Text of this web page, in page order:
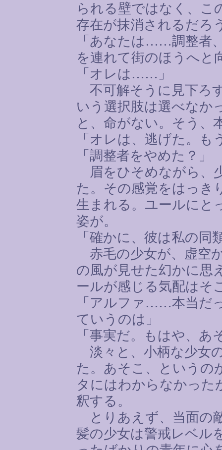
られる壁ではなく、こ
存在が抹消されるだろ
「あなたは ……調整者
を連れて街のほうへと
「オレは …… 」
不可解そうに見下ろ
いう選択肢は選べなか
と、命がない。そう、
「オレは、逃げた。
「調整者をやめた？」
眉をひそめながら、
た。その感覚をはっき
生まれる。ユールにと
姿が。
「確かに、彼は私の同
赤毛の少女が、虚空
の風が見せた幻かに思
ールが感じる気配はそ
「アルファ ……本当だ
ていうのは」
「事実だ。もはや、
淡々と、小柄な少女
た。あそこ、というの
タにはわからなかった
釈する。
とりあえず、当面の
髪の少女は警戒レベル